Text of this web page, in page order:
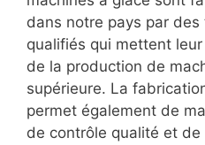
dans notre pays par
qualifiés qui mettent
de la production de
supérieure. La
permet également de
de contrôle qualité et de